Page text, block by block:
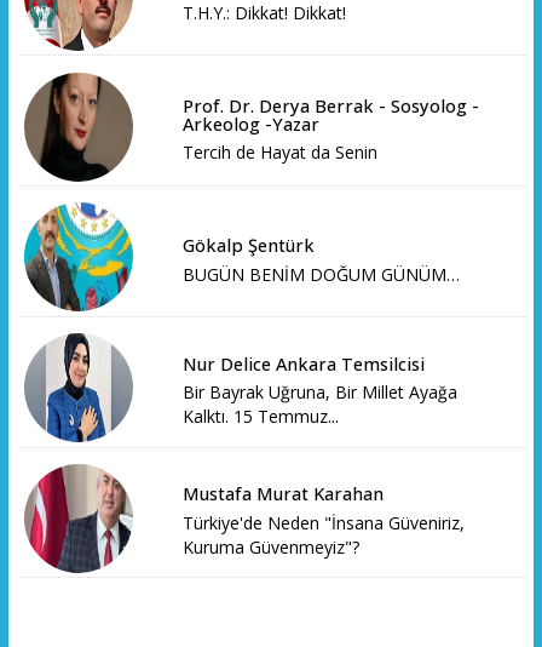
T.H.Y.: Dikkat! Dikkat!
Prof. Dr. Derya Berrak - Sosyolog -
Arkeolog -Yazar
Tercih de Hayat da Senin
Gökalp Şentürk
BUGÜN BENİM DOĞUM GÜNÜM…
Nur Delice Ankara Temsilcisi
Bir Bayrak Uğruna, Bir Millet Ayağa
Kalktı. 15 Temmuz...
Mustafa Murat Karahan
Türkiye'de Neden "İnsana Güveniriz,
Kuruma Güvenmeyiz"?